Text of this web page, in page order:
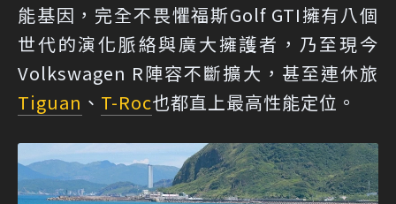
能基因，完全不畏懼福斯Golf GTI擁有八個
世代的演化脈絡與廣大擁護者，乃至現今
Volkswagen R陣容不斷擴大，甚至連休旅
Tiguan 、 T-Roc也都直上最高性能定位。